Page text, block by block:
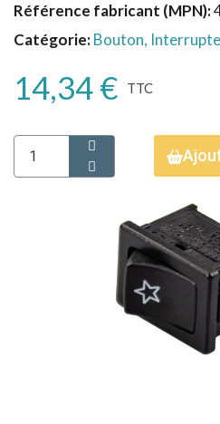
Référence fabricant (MPN)
Catégorie Bouton,
14,34 € TTC